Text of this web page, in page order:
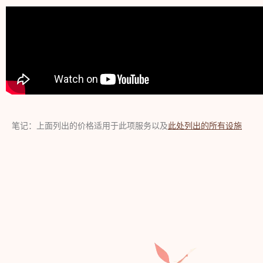
笔记：上面列出的价格适用于此项服务以及此处列出的所有设施